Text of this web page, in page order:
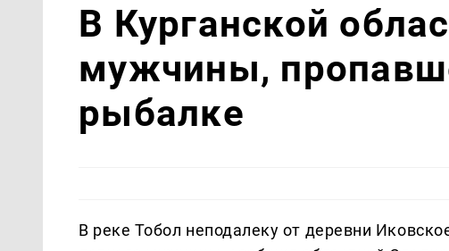
В Курганской
мужчины,
рыбалке
В реке Тобол неподалеку от деревни